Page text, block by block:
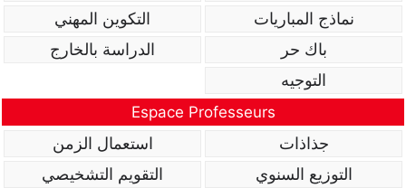
نماذج المباريات
التكوين المهني
باك حر
الدراسة بالخارج
التوجيه
Espace Professeurs
جذاذات
استعمال الزمن
التوزيع السنوي
التقويم التشخيصي